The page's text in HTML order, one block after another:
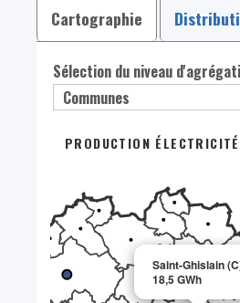
Cartographie
Sélection du niveau
Saint-Ghislain
18,5 GWh
PRODUCTION